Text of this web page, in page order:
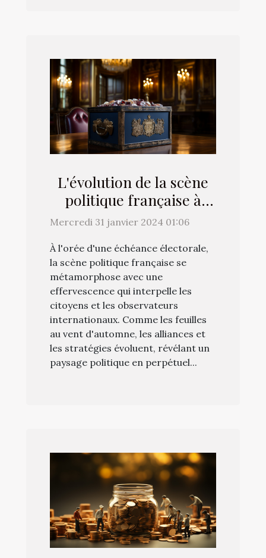
L'évolution de la scène
politique française à
l'approche des élections
Mercredi 31 janvier 2024 01:06
À l'orée d'une échéance électorale,
la scène politique française se
métamorphose avec une
effervescence qui interpelle les
citoyens et les observateurs
internationaux. Comme les feuilles
au vent d'automne, les alliances et
les stratégies évoluent, révélant un
paysage politique en perpétuel...